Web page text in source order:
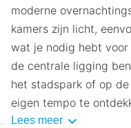
moderne
kamers zijn licht,
wat je nodig hebt voor
de centrale ligging
het stadspark of op de
eigen tempo te
Lees meer